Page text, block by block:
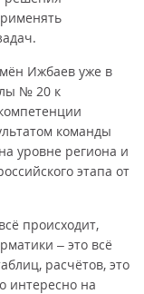
Ижбаев уже в
№ 20 к
команды
уровне региона и
этапа от
происходит,
– это всё
расчётов, это
интересно на